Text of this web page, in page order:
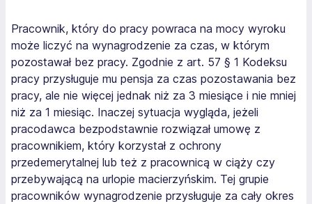
Pracownik, który do pracy powraca na mocy wyroku
może liczyć na wynagrodzenie za czas, w którym
pozostawał bez pracy. Zgodnie z art. 57 § 1 Kodeksu
pracy przysługuje mu pensja za czas pozostawania bez
pracy, ale nie więcej jednak niż za 3 miesiące i nie mniej
niż za 1 miesiąc. Inaczej sytuacja wygląda, jeżeli
pracodawca bezpodstawnie rozwiązał umowę z
pracownikiem, który korzystał z ochrony
przedemerytalnej lub też z pracownicą w ciąży czy
przebywającą na urlopie macierzyńskim. Tej grupie
pracowników wynagrodzenie przysługuje za cały okres